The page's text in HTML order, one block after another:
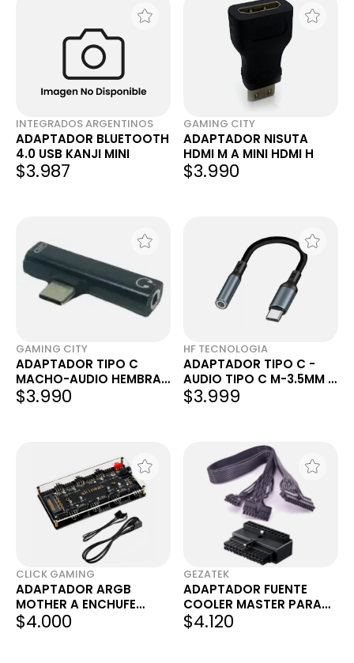
INTEGRADOS ARGENTINOS
ADAPTADOR BLUETOOTH
4.0 USB KANJI MINI
$3.987
GAMING CITY
ADAPTADOR NISUTA
HDMI M A MINI HDMI H
$3.990
GAMING CITY
ADAPTADOR TIPO C
MACHO-AUDIO HEMBRA
INT-CO
$3.990
HF TECNOLOGIA
ADAPTADOR TIPO C -
AUDIO TIPO C M-3.5MM H
INT.CO
$3.999
CLICK GAMING
ADAPTADOR ARGB
MOTHER A ENCHUFE
ARGB JST
$4.000
GEZATEK
ADAPTADOR FUENTE
COOLER MASTER PARA
SPLITTERS MINERÍA
$4.120